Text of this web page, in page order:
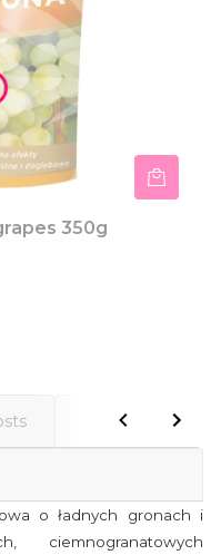
350g
Comments
o ładnych gronach i
ciemnogranatowych